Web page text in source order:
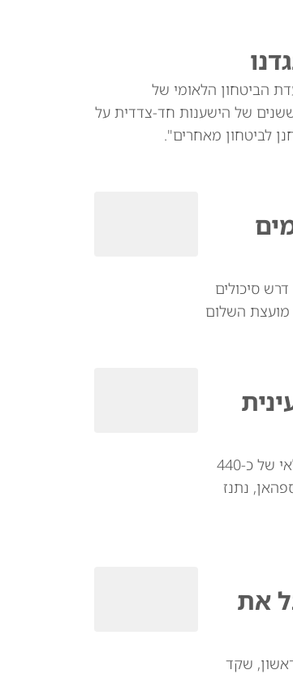
הביטחון הלאומי של
של הישענות חד-צדדית על
לביטחון מאחרים".
סיכולים
מועצת השלום
למרות התקיפות האמריקאיות באתרי ההעשרה המרכזיים, מומחים מעריכים כי לטהראן עדיין מלאי של כ-440
נתנז
את
שקד